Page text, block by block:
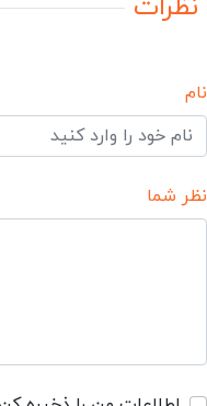
نظرات
نام
نظر شما